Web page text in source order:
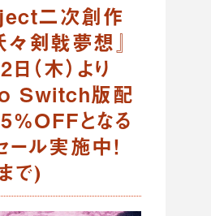
二次創作
々剣戟夢想』
（木）より
Switch版配
となる
ール実施中！
で)